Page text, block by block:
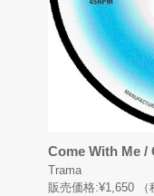
Come With Me /
Trama
販売価格:¥1,650